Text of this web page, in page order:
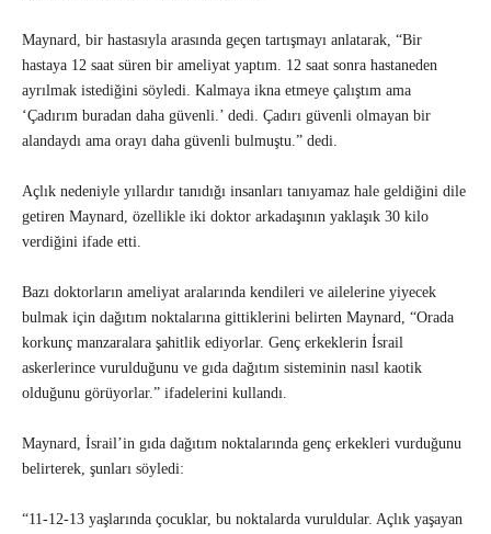
Maynard, bir hastasıyla arasında geçen tartışmayı anlatarak, “Bir
hastaya 12 saat süren bir ameliyat yaptım. 12 saat sonra hastaneden
ayrılmak istediğini söyledi. Kalmaya ikna etmeye çalıştım ama
‘Çadırım buradan daha güvenli.’ dedi. Çadırı güvenli olmayan bir
alandaydı ama orayı daha güvenli bulmuştu.” dedi.
Açlık nedeniyle yıllardır tanıdığı insanları tanıyamaz hale geldiğini dile
getiren Maynard, özellikle iki doktor arkadaşının yaklaşık 30 kilo
verdiğini ifade etti.
Bazı doktorların ameliyat aralarında kendileri ve ailelerine yiyecek
bulmak için dağıtım noktalarına gittiklerini belirten Maynard, “Orada
korkunç manzaralara şahitlik ediyorlar. Genç erkeklerin İsrail
askerlerince vurulduğunu ve gıda dağıtım sisteminin nasıl kaotik
olduğunu görüyorlar.” ifadelerini kullandı.
Maynard, İsrail’in gıda dağıtım noktalarında genç erkekleri vurduğunu
belirterek, şunları söyledi:
“11-12-13 yaşlarında çocuklar, bu noktalarda vuruldular. Açlık yaşayan